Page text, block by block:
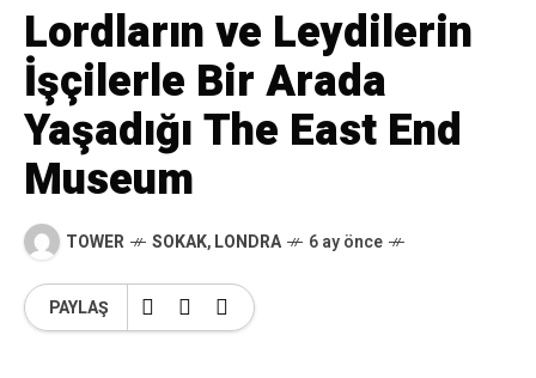
Lordların ve Leydilerin
İşçilerle Bir Arada
Yaşadığı The East End
Museum
TOWER SOKAK,LONDRA 6 ay önce
PAYLAŞ